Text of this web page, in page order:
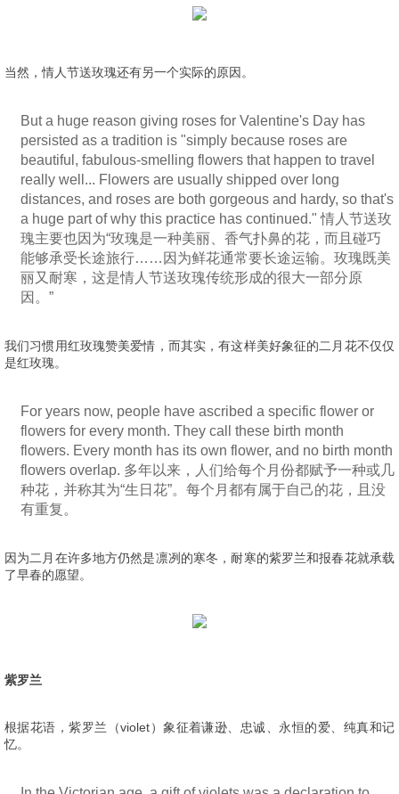
当然，情人节送玫瑰还有另一个实际的原因。
But a huge reason giving roses for Valentine's Day has
persisted as a tradition is "simply because roses are
beautiful, fabulous-smelling flowers that happen to travel
really well... Flowers are usually shipped over long
distances, and roses are both gorgeous and hardy, so that's
a huge part of why this practice has continued." 情人节送玫
瑰主要也因为“玫瑰是一种美丽、香气扑鼻的花，而且碰巧
能够承受长途旅行……因为鲜花通常要长途运输。玫瑰既美
丽又耐寒，这是情人节送玫瑰传统形成的很大一部分原
因。”
我们习惯用红玫瑰赞美爱情，而其实，有这样美好象征的二月花不仅仅
是红玫瑰。
For years now, people have ascribed a specific flower or
flowers for every month. They call these birth month
flowers. Every month has its own flower, and no birth month
flowers overlap. 多年以来，人们给每个月份都赋予一种或几
种花，并称其为“生日花”。每个月都有属于自己的花，且没
有重复。
因为二月在许多地方仍然是凛冽的寒冬，耐寒的紫罗兰和报春花就承载
了早春的愿望。
紫罗兰
根据花语，紫罗兰（violet）象征着谦逊、忠诚、永恒的爱、纯真和记
忆。